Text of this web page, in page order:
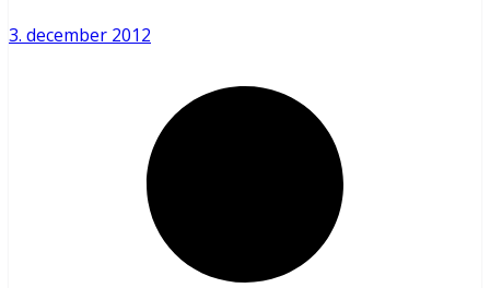
3. december 2012